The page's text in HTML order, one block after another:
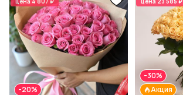
-20% Акция
-30%